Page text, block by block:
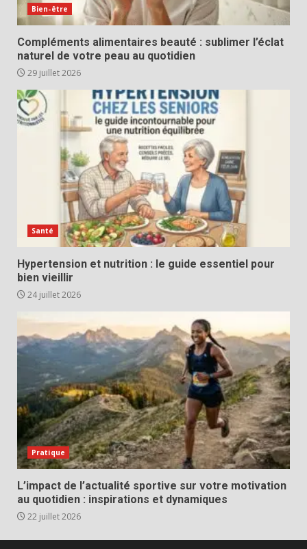
Bien-être
Compléments alimentaires beauté : sublimer l’éclat
naturel de votre peau au quotidien
29 juillet 2026
Santé
Hypertension et nutrition : le guide essentiel pour
bien vieillir
24 juillet 2026
Pratique
L’impact de l’actualité sportive sur votre motivation
au quotidien : inspirations et dynamiques
22 juillet 2026